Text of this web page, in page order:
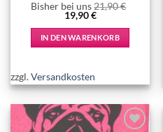
Bisher bei uns 21,90€
Ursprünglicher
Preis
war:
21,90 €
19,90€Aktueller
ist:
19,90 €.
IN DEN WARENKORB
zzgl.Versandkosten